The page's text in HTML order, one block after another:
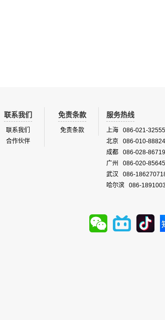
联系我们
联系我们
合作伙伴
免责条款
免责条款
服务热线
上海 086-021-
北京 086-010-
成都 086-028-
广州 086-020-
武汉 086-
哈尔滨 086-